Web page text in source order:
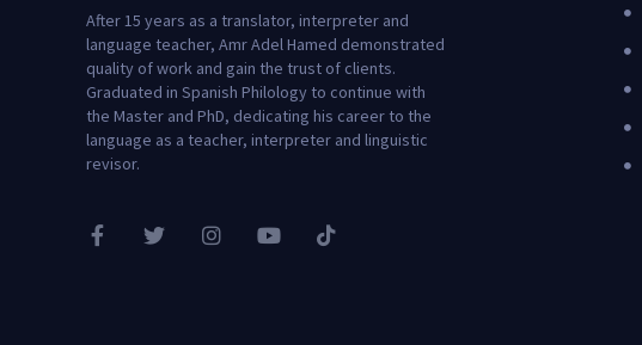
After 15 years as a translator, interpreter and
language teacher, Amr Adel Hamed demonstrated
quality of work and gain the trust of clients.
Graduated in Spanish Philology to continue with
the Master and PhD, dedicating his career to the
language as a teacher, interpreter and linguistic
revisor.